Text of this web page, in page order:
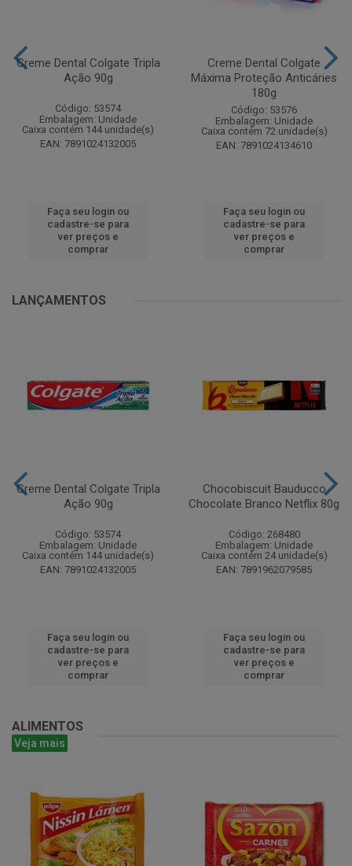
Creme Dental Colgate Tripla
Ação 90g
Código: 53574
Embalagem: Unidade
Caixa contém 144 unidade(s)
EAN: 7891024132005
Faça seu login ou
cadastre-se para
ver preços e
comprar
Creme Dental Colgate
Máxima Proteção Anticáries
180g
Código: 53576
Embalagem: Unidade
Caixa contém 72 unidade(s)
EAN: 7891024134610
Faça seu login ou
cadastre-se para
ver preços e
comprar
LANÇAMENTOS
Creme Dental Colgate Tripla
Ação 90g
Código: 53574
Embalagem: Unidade
Caixa contém 144 unidade(s)
EAN: 7891024132005
Faça seu login ou
cadastre-se para
ver preços e
comprar
Chocobiscuit Bauducco
Chocolate Branco Netflix 80g
Código: 268480
Embalagem: Unidade
Caixa contém 24 unidade(s)
EAN: 7891962079585
Faça seu login ou
cadastre-se para
ver preços e
comprar
ALIMENTOS
Veja mais